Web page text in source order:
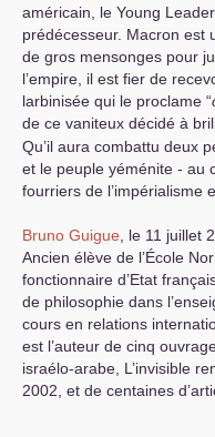
américain, le Young
prédécesseur. Macron est
de gros mensonges pour
l’empire, il est fier de
larbinisée qui le proclame “
de ce vaniteux décidé à
Qu’il aura combattu deux
et le peuple yéménite - au
fourriers de l’impérialisme
Bruno Guigue , le 11 juillet
Ancien élève de l’École
fonctionnaire d’Etat
de philosophie dans
cours en relations
est l’auteur de cinq
israélo-arabe, L’invisible
2002, et de centaines